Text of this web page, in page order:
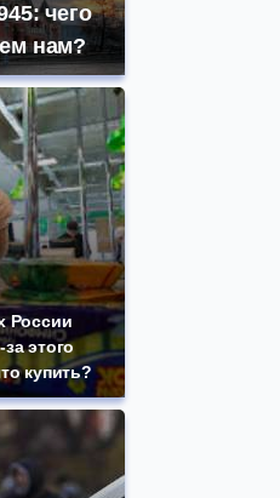
чего
нам?
России
этого
купить?